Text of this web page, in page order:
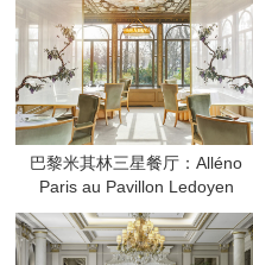
巴黎米其林三星餐厅：Alléno
Paris au Pavillon Ledoyen